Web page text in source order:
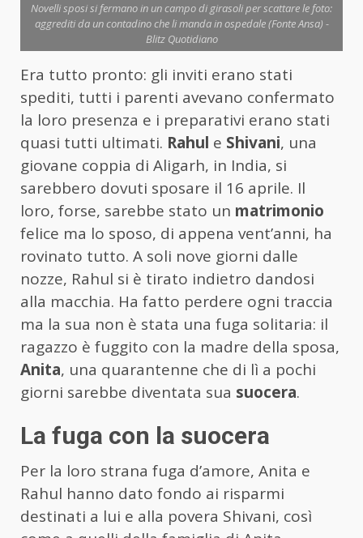
Novelli sposi si fermano in un campo di girasoli per scattare le foto:
aggrediti da un contadino che li manda in ospedale (Fonte Ansa) -
Blitz Quotidiano
Era tutto pronto: gli inviti erano stati
spediti, tutti i parenti avevano confermato
la loro presenza e i preparativi erano stati
quasi tutti ultimati. Rahul e Shivani, una
giovane coppia di Aligarh, in India, si
sarebbero dovuti sposare il 16 aprile. Il
loro, forse, sarebbe stato un matrimonio
felice ma lo sposo, di appena vent’anni, ha
rovinato tutto. A soli nove giorni dalle
nozze, Rahul si è tirato indietro dandosi
alla macchia. Ha fatto perdere ogni traccia
ma la sua non è stata una fuga solitaria: il
ragazzo è fuggito con la madre della sposa,
Anita, una quarantenne che di lì a pochi
giorni sarebbe diventata sua suocera.
La fuga con la suocera
Per la loro strana fuga d’amore, Anita e
Rahul hanno dato fondo ai risparmi
destinati a lui e alla povera Shivani, così